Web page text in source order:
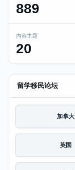
889
内容主题
20
留学移民论坛
加拿大
英国